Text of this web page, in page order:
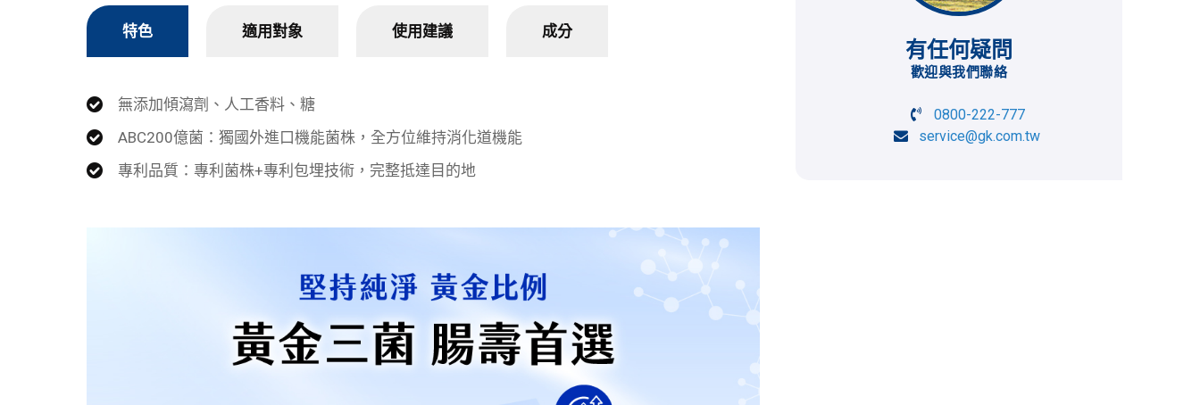
特色 適用對象 使用建議 成分
無添加傾瀉劑、人工香料、糖
ABC200億菌：獨國外進口機能菌株，全方位維持消化道機能
專利品質：專利菌株+專利包埋技術，完整抵達目的地
有任何疑問
歡迎與我們聯絡
0800-222-777
service@gk.com.tw